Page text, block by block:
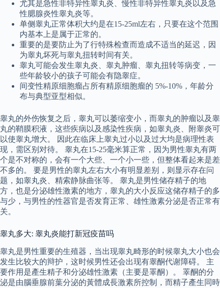
尤其是急性非特异性睾丸炎、慢性非特异性睾丸炎以及急
性腮腺炎性睾丸炎等。
单侧睾丸正常体积大约是在15-25ml左右，只要在这个范围
内基本上是属于正常的。
重要的是要防止为了行特殊检查而造成不适当的延迟，因
为睾丸坏死与睾丸扭转时间有关。
睾丸可能会发生睾丸炎、睾丸肿瘤、睾丸扭转等病变，一
些年龄较小的孩子可能会有隐睾症。
间变性精原细胞瘤占所有精原细胞瘤的 5%-10%，年龄分
布与典型亚型相似。
睾丸的外伤恢复之后，睾丸可以萎缩变小，而睾丸的肿瘤以及睾
丸的鞘膜积液，这些疾病以及感染性疾病，如睾丸炎、附睾炎可
以使睾丸增大。 因此在临床上睾丸过小以及过大均是病理性表
现，需区别对待。 睾丸在15-25毫米算正常，因为男性睾丸有两
个是不对称的，会有一个大些、一个小一些，但整体看起来是差
不多的。 要是男性的睾丸左右大小有明显差别，则显示存在问
题，如睾丸炎、精索静脉曲张等。 睾丸是男性储存精子的地
方，也是分泌雄性激素的地方，睾丸的大小反应这储存精子的多
与少，与男性的性器官是否发育正常、雄性激素分泌是否正常有
关。
睾丸多大: 睾丸炎能打新冠疫苗吗
睾丸是男性重要的生殖器，当出现睾丸畸形的时候睾丸大小也会
发生比较大的辩护，这时候男性还会出现有睾酮代谢障碍。 主
要作用是產生精子和分泌雄性激素（主要是睪酮）。 睪酮的分
泌是由腦垂腺前葉分泌的黃體成長激素所控制，而精子產生同時